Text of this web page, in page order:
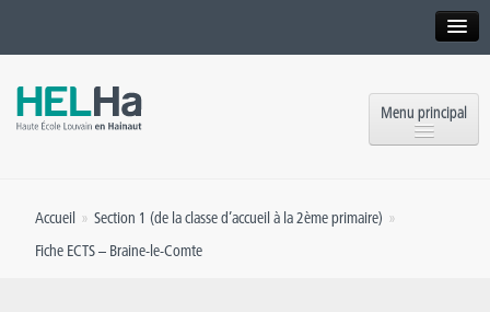
Formation continue et Recherche
Menu principal
Accueil » Section 1 (de la classe d’accueil à la 2ème primaire) »
Fiche ECTS – Braine-le-Comte